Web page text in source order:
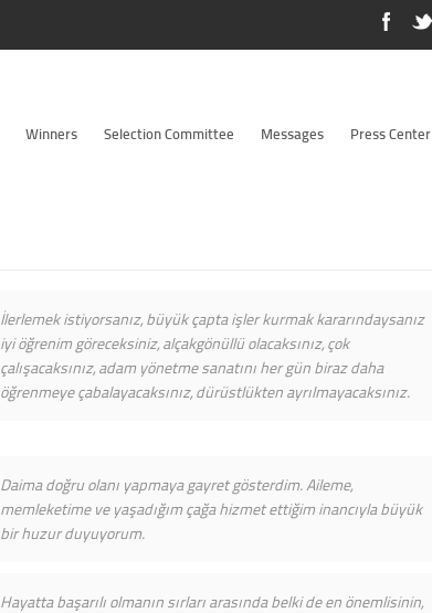
Winners Selection Committee Messages Press Center
İlerlemek istiyorsanız, büyük çapta işler kurmak kararındaysanız
iyi öğrenim göreceksiniz, alçakgönüllü olacaksınız, çok
çalışacaksınız, adam yönetme sanatını her gün biraz daha
öğrenmeye çabalayacaksınız, dürüstlükten ayrılmayacaksınız.
Daima doğru olanı yapmaya gayret gösterdim. Aileme,
memleketime ve yaşadığım çağa hizmet ettiğim inancıyla büyük
bir huzur duyuyorum.
Hayatta başarılı olmanın sırları arasında belki de en önemlisinin,